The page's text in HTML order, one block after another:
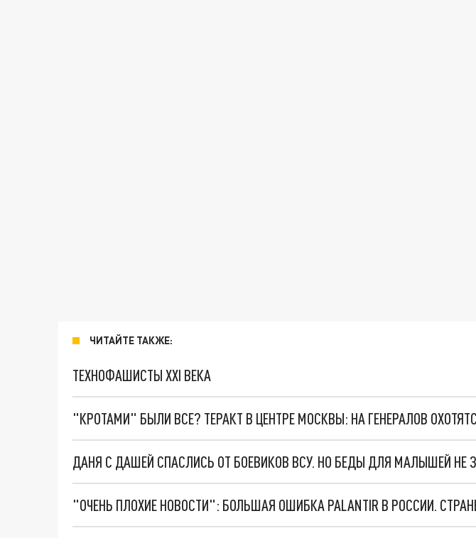
ЧИТАЙТЕ ТАКЖЕ:
ТЕХНОФАШИСТЫ XXI ВЕКА
"КРОТАМИ" БЫЛИ ВСЕ? ТЕРАКТ В ЦЕНТРЕ МОСКВЫ: НА ГЕНЕРАЛОВ
ДАНЯ С ДАШЕЙ СПАСЛИСЬ ОТ БОЕВИКОВ ВСУ. НО БЕДЫ ДЛЯ МАЛЫШЕЙ НЕ